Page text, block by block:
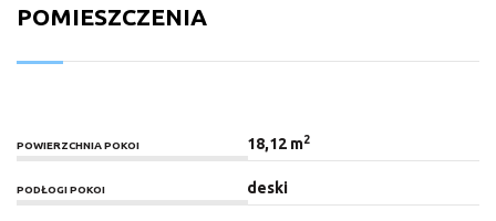
POMIESZCZENIA
POWIERZCHNIA POKOI 18,12 m2
PODŁOGI POKOI deski